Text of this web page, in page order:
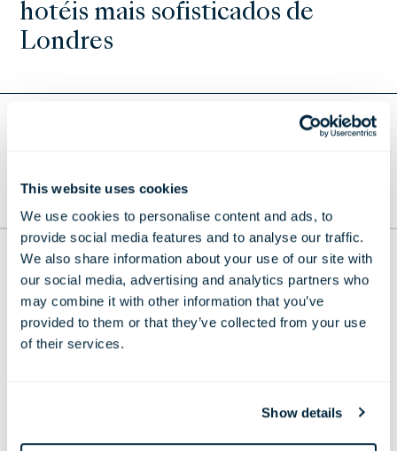
This website uses cookies
We use cookies to personalise content and ads, to
provide social media features and to analyse our traffic.
We also share information about your use of our site with
our social media, advertising and analytics partners who
may combine it with other information that you’ve
provided to them or that they’ve collected from your use
of their services.
Show details
hotéis mais sofisticados de
Londres
THE LONDONER
38 Leicester Square, London,
WC2H 7DX, United Kingdom